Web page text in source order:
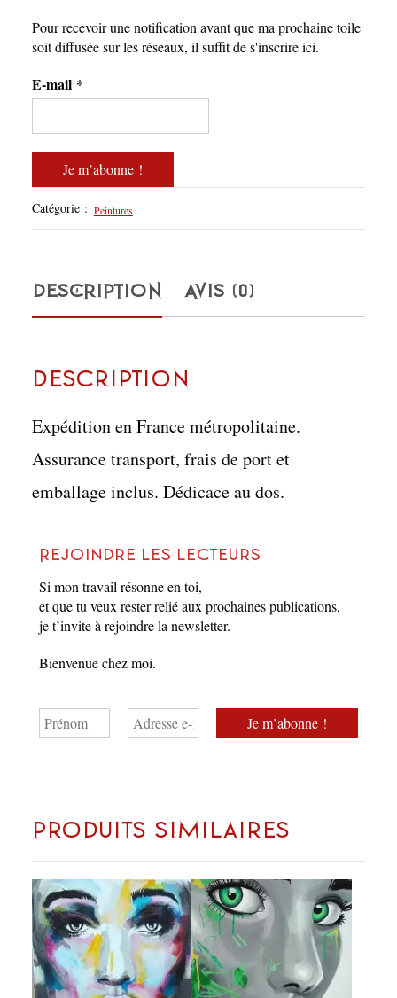
Pour recevoir une notification avant que ma prochaine toile
soit diffusée sur les réseaux, il suffit de s'inscrire ici.
E-mail *
Catégorie : Peintures
DESCRIPTION AVIS (0)
Description
Expédition en France métropolitaine.
Assurance transport, frais de port et
emballage inclus. Dédicace au dos.
Rejoindre les lecteurs
Si mon travail résonne en toi,
et que tu veux rester relié aux prochaines publications,
je t’invite à rejoindre la newsletter.
Bienvenue chez moi.
Produits similaires